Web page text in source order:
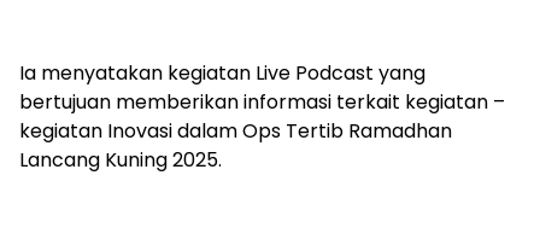
Ia menyatakan kegiatan Live Podcast yang
bertujuan memberikan informasi terkait kegiatan –
kegiatan Inovasi dalam Ops Tertib Ramadhan
Lancang Kuning 2025.